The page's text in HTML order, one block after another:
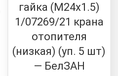
гайка (М24х1.5)
1/07269/21 крана
отопителя
(низкая) (уп. 5 шт)
— БелЗАН